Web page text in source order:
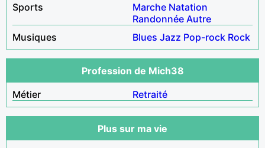
Sports
Marche Natation
Randonnée Autre
Musiques
Blues Jazz Pop-rock Rock
Profession de Mich38
Métier
Retraité
Plus sur ma vie